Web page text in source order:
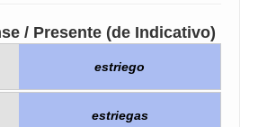
/ Presente (de Indicativo)
estriego
estriegas